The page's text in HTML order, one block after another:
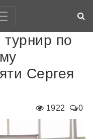
по
Сергея
1922 0